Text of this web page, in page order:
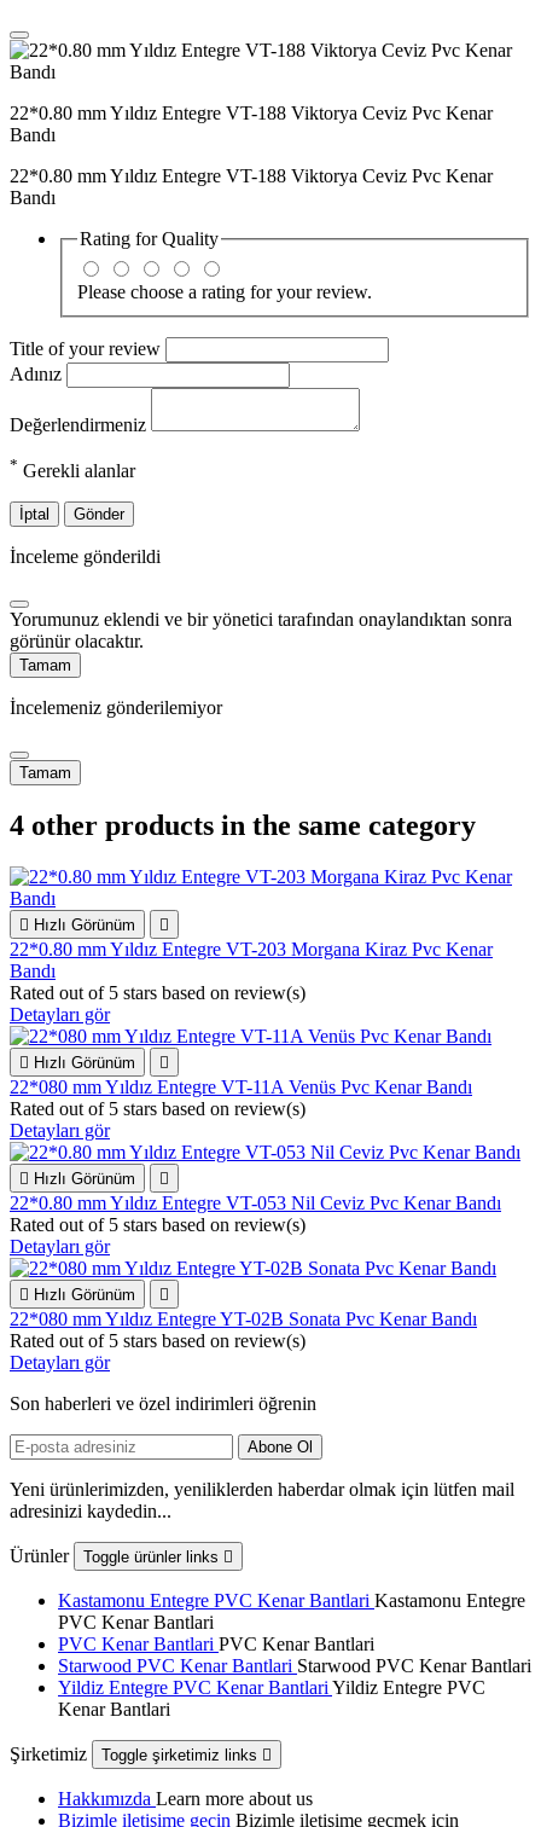
22*0.80 mm Yıldız Entegre VT-188 Viktorya Ceviz Pvc Kenar
Bandı
22*0.80 mm Yıldız Entegre VT-188 Viktorya Ceviz Pvc Kenar
Bandı
Rating forQuality
Please choose a rating for your review.
Title of your review
Adınız
Değerlendirmeniz
* Gerekli alanlar
İptal Gönder
İnceleme gönderildi
Yorumunuz eklendi ve bir yönetici tarafından onaylandıktan sonra
görünür olacaktır.
Tamam
İncelemeniz gönderilemiyor
Tamam
4 other products in the same category
 Hızlı Görünüm 
22*0.80 mm Yıldız Entegre VT-203 Morgana Kiraz Pvc Kenar
Bandı
Rated out of 5 stars based on review(s)
Detayları gör
 Hızlı Görünüm 
22*080 mm Yıldız Entegre VT-11A Venüs Pvc Kenar Bandı
Rated out of 5 stars based on review(s)
Detayları gör
 Hızlı Görünüm 
22*0.80 mm Yıldız Entegre VT-053 Nil Ceviz Pvc Kenar Bandı
Rated out of 5 stars based on review(s)
Detayları gör
 Hızlı Görünüm 
22*080 mm Yıldız Entegre YT-02B Sonata Pvc Kenar Bandı
Rated out of 5 stars based on review(s)
Detayları gör
Son haberleri ve özel indirimleri öğrenin
Yeni ürünlerimizden, yeniliklerden haberdar olmak için lütfen mail
adresinizi kaydedin...
Ürünler Toggle ürünler links 
Kastamonu Entegre PVC Kenar Bantlari Kastamonu Entegre
PVC Kenar Bantlari
PVC Kenar Bantlari PVC Kenar Bantlari
Starwood PVC Kenar Bantlari Starwood PVC Kenar Bantlari
Yildiz Entegre PVC Kenar Bantlari Yildiz Entegre PVC
Kenar Bantlari
Şirketimiz Toggle şirketimiz links 
Hakkımızda Learn more about us
Bizimle iletişime geçin Bizimle iletişime geçmek için